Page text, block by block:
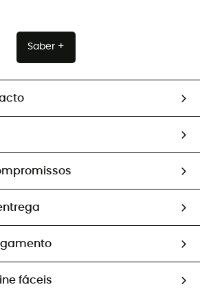
Saber +
fáceis